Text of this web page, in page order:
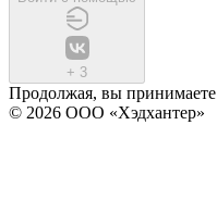
+ 3
Продолжая, вы принимаете
© 2026 ООО «Хэдхантер»